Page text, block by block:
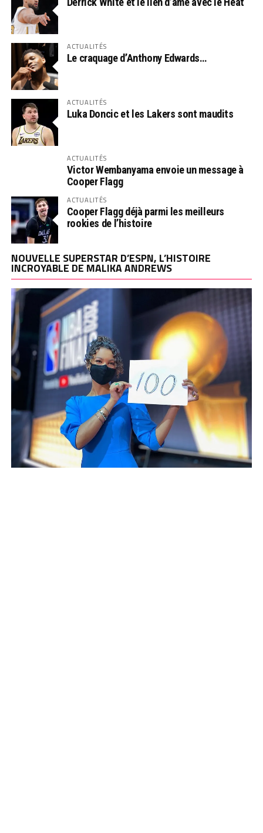
ACTUALITÉS
Le craquage d’Anthony Edwards…
ACTUALITÉS
Luka Doncic et les Lakers sont maudits
ACTUALITÉS
Victor Wembanyama envoie un message à
Cooper Flagg
ACTUALITÉS
Cooper Flagg déjà parmi les meilleurs
rookies de l’histoire
NOUVELLE SUPERSTAR D’ESPN, L’HISTOIRE
INCROYABLE DE MALIKA ANDREWS